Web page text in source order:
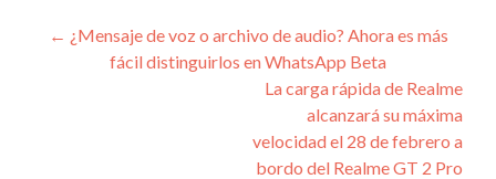
Navegación
← ¿Mensaje de voz o archivo de audio? Ahora es más
fácil distinguirlos en WhatsApp Beta
La carga rápida de Realme
alcanzará su máxima
velocidad el 28 de febrero a
bordo del Realme GT 2 Pro